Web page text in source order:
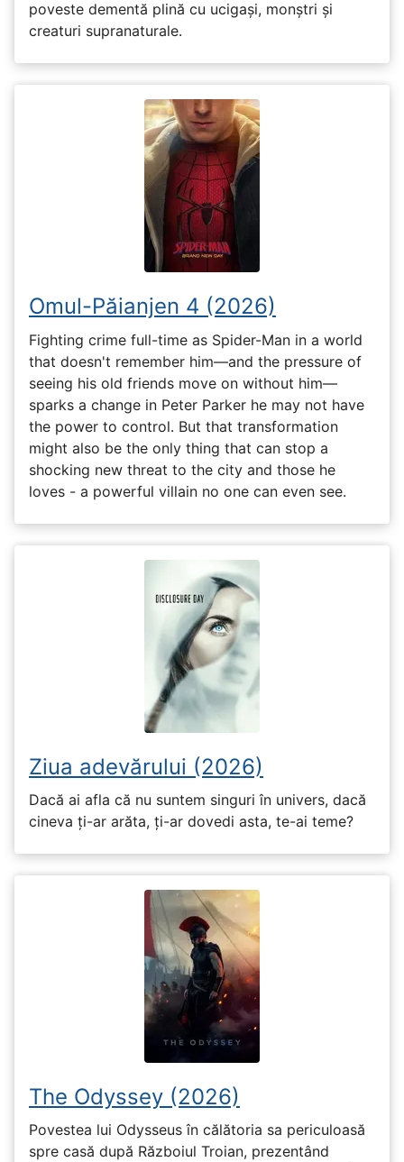
poveste dementă plină cu ucigași, monștri și
creaturi supranaturale.
Omul-Păianjen 4 (2026)
Fighting crime full-time as Spider-Man in a world
that doesn't remember him—and the pressure of
seeing his old friends move on without him—
sparks a change in Peter Parker he may not have
the power to control. But that transformation
might also be the only thing that can stop a
shocking new threat to the city and those he
loves - a powerful villain no one can even see.
Ziua adevărului (2026)
Dacă ai afla că nu suntem singuri în univers, dacă
cineva ți-ar arăta, ți-ar dovedi asta, te-ai teme?
The Odyssey (2026)
Povestea lui Odysseus în călătoria sa periculoasă
spre casă după Războiul Troian, prezentând